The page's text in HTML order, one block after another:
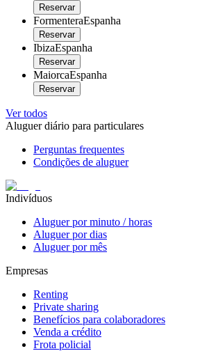
Reservar
FormenteraEspanha
Reservar
IbizaEspanha
Reservar
MaiorcaEspanha
Reservar
Ver todos
Aluguer diário para particulares
Perguntas frequentes
Condições de aluguer
Indivíduos
Aluguer por minuto / horas
Aluguer por dias
Aluguer por mês
Empresas
Renting
Private sharing
Benefícios para colaboradores
Venda a crédito
Frota policial